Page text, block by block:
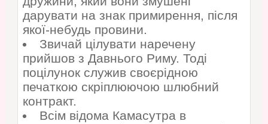
дарувати на знак примирення, після
якої-небудь провини.
Звичай цілувати наречену
прийшов з Давнього Риму. Тоді
поцілунок служив своєрідною
печаткою скріплюючою шлюбний
контракт.
Всім відома Камасутра в